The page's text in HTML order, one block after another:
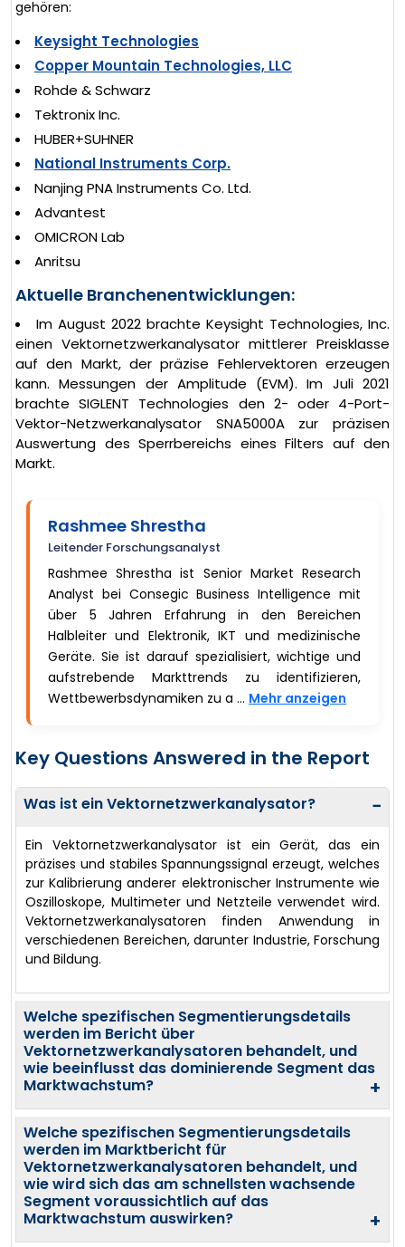
gehören:
Keysight Technologies
Copper Mountain Technologies, LLC
Rohde & Schwarz
Tektronix Inc.
HUBER+SUHNER
National Instruments Corp.
Nanjing PNA Instruments Co. Ltd.
Advantest
OMICRON Lab
Anritsu
Aktuelle Branchenentwicklungen:
Im August 2022 brachte Keysight Technologies, Inc.
einen Vektornetzwerkanalysator mittlerer Preisklasse
auf den Markt, der präzise Fehlervektoren erzeugen
kann. Messungen der Amplitude (EVM). Im Juli 2021
brachte SIGLENT Technologies den 2- oder 4-Port-
Vektor-Netzwerkanalysator SNA5000A zur präzisen
Auswertung des Sperrbereichs eines Filters auf den
Markt.
Rashmee Shrestha
Leitender Forschungsanalyst
Rashmee Shrestha ist Senior Market Research
Analyst bei Consegic Business Intelligence mit
über 5 Jahren Erfahrung in den Bereichen
Halbleiter und Elektronik, IKT und medizinische
Geräte. Sie ist darauf spezialisiert, wichtige und
aufstrebende Markttrends zu identifizieren,
Wettbewerbsdynamiken zu a ... Mehr anzeigen
Key Questions Answered in the Report
Was ist ein Vektornetzwerkanalysator? −
Ein Vektornetzwerkanalysator ist ein Gerät, das ein
präzises und stabiles Spannungssignal erzeugt, welches
zur Kalibrierung anderer elektronischer Instrumente wie
Oszilloskope, Multimeter und Netzteile verwendet wird.
Vektornetzwerkanalysatoren finden Anwendung in
verschiedenen Bereichen, darunter Industrie, Forschung
und Bildung.
Welche spezifischen Segmentierungsdetails
werden im Bericht über
Vektornetzwerkanalysatoren behandelt, und
wie beeinflusst das dominierende Segment das
Marktwachstum?
+
Welche spezifischen Segmentierungsdetails
werden im Marktbericht für
Vektornetzwerkanalysatoren behandelt, und
wie wird sich das am schnellsten wachsende
Segment voraussichtlich auf das
Marktwachstum auswirken?
+